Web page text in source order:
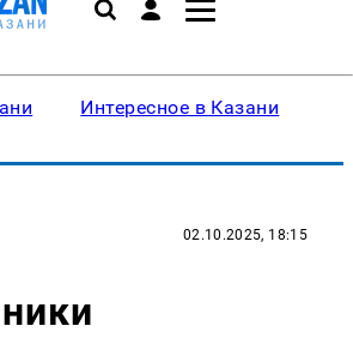
Интересное в Казани
02.10.2025, 18:15